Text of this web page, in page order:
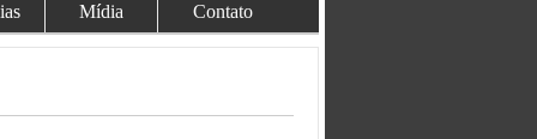
Mídia Contato